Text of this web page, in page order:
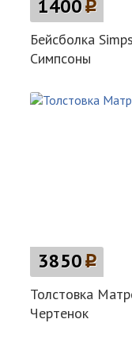
1400p
Бейсболка
Симпсоны
3850p
Толстовка
Чертенок